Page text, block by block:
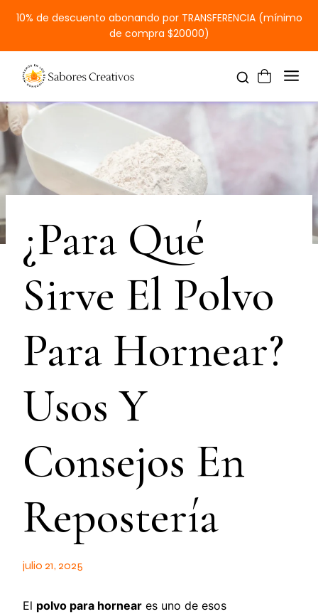
10% de descuento abonando por TRANSFERENCIA (mínimo
de compra $20000)
¿Para Qué
Sirve El Polvo
Para Hornear?
Usos Y
Consejos En
Repostería
julio 21, 2025
El polvo para hornear es uno de esos